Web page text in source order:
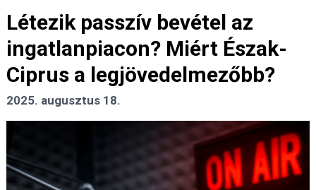
Létezik passzív bevétel az
ingatlanpiacon? Miért Észak-
Ciprus a legjövedelmezőbb?
2025. augusztus 18.